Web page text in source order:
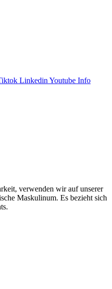
Linkedin Youtube Info
verwenden wir auf unserer
Maskulinum. Es bezieht sich